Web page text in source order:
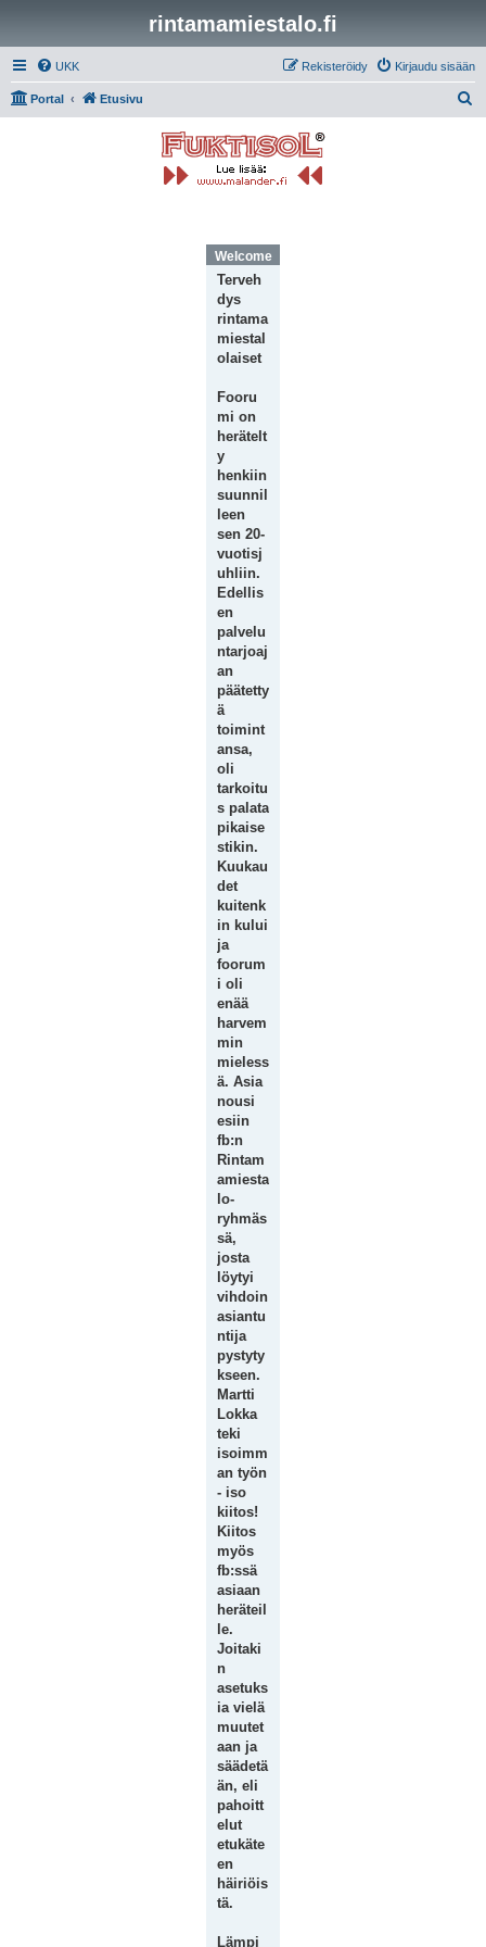
rintamamiestalo.fi
UKK Kirjaudu sisään
Rekisteröidy
Portal Etusivu
Welcome Message
Terveh
dys
rintama
miestal
olaiset
Fooru
mi on
herätelt
y
henkiin
suunnil
leen
sen 20-
vuotisj
uhliin.
Edellis
en
palvelu
ntarjoaj
an
päätetty
ä
toimint
ansa,
oli
tarkoitu
s palata
pikaise
stikin.
Kuukau
det
kuitenk
in kului
ja
foorum
i oli
enää
harvem
min
mieless
ä. Asia
nousi
esiin
fb:n
Rintam
amiesta
lo-
ryhmäs
sä,
josta
löytyi
vihdoin
asiantu
ntija
pystyty
kseen.
Martti
Lokka
teki
isoimm
an työn
- iso
kiitos!
Kiitos
myös
fb:ssä
asiaan
heräteil
le.
Joitaki
n
asetuks
ia vielä
muutet
aan ja
säädetä
än, eli
pahoitt
elut
etukäte
en
häiriöis
tä.
Lämpi